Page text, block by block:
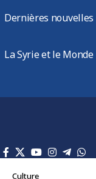
Dernières nouvelles
La Syrie et le Monde
Culture